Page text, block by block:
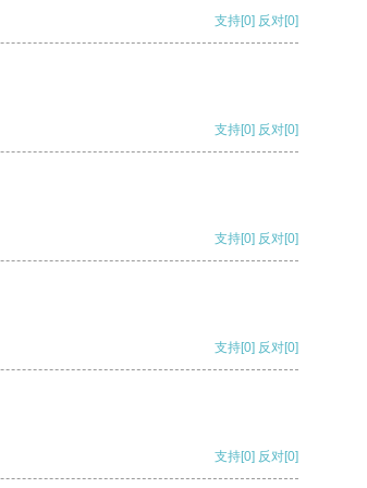
支持[0] 反对[0]
支持[0] 反对[0]
支持[0] 反对[0]
支持[0] 反对[0]
支持[0] 反对[0]